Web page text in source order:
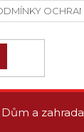
Dům a zahrada